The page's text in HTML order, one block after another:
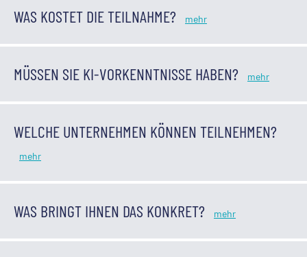
WAS KOSTET DIE TEILNAHME?
MÜSSEN SIE KI-VORKENNTNISSE HABEN?
WELCHE UNTERNEHMEN KÖNNEN TEILNEHMEN?
WAS BRINGT IHNEN DAS KONKRET?